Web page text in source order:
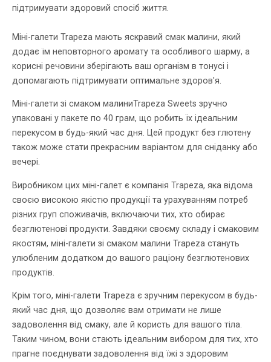
підтримувати здоровий спосіб життя.
Міні-галети Trapeza мають яскравий смак малини, який
додає їм неповторного аромату та особливого шарму, а
корисні речовини зберігають ваш організм в тонусі і
допомагають підтримувати оптимальне здоров'я.
Міні-галети зі смаком малиниTrapeza Sweets зручно
упаковані у пакете по 40 грам, що робить їх ідеальним
перекусом в будь-який час дня. Цей продукт без глютену
також може стати прекрасним варіантом для сніданку або
вечері.
Виробником цих міні-галет є компанія Trapeza, яка відома
своєю високою якістю продукції та урахуванням потреб
різних груп споживачів, включаючи тих, хто обирає
безглютенові продукти. Завдяки своєму складу і смаковим
якостям, міні-галети зі смаком малини Trapeza стануть
улюбленим додатком до вашого раціону безглютенових
продуктів.
Крім того, міні-галети Trapeza є зручним перекусом в будь-
який час дня, що дозволяє вам отримати не лише
задоволення від смаку, але й користь для вашого тіла.
Таким чином, вони стають ідеальним вибором для тих, хто
прагне поєднувати задоволення від їжі з здоровим